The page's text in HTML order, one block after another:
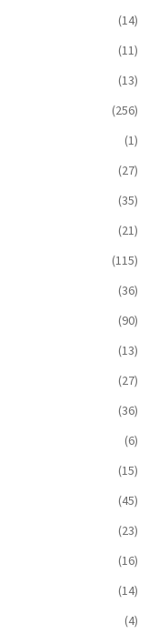
(14)
(11)
(13)
(256)
(1)
(27)
(35)
(21)
(115)
(36)
(90)
(13)
(27)
(36)
(6)
(15)
(45)
(23)
(16)
(14)
(4)